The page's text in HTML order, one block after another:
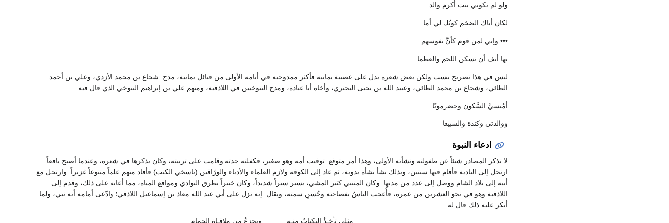
ولو لم تكوني بنت أكرم والد
لكان أباك الضخم كونُك لي أما
••• وإني لمن قوم كأنَّ نفوسهم
بها أنف أن تسكن اللحم والعظما
ليس في هذا تصريح بنسب ولكن بعض شعره يدل على عصبية يمانية فأكثر ممدوحيه في أيامه الأولى من قبائل يمانية، مدح: شجاع بن محمد الأزدي، وعلي بن أحمد
الطائي، وشجاع بن محمد الطائي، وعبيد الله بن يحيى البحتري، وأخاه أبا عبادة، ومدح التنوخيين في اللاذقية، ومنهم علي بن إبراهيم التنوخي الذي قال فيه:
أمُنسيَّ السَّكون وحضرموتًا
ووالدتي وكندة والسبيعا
ادعاء النبوة
لا تذكر المصادر شيئاً عن طفولته ونشأته الأولى، وهذا أمر متوقع. توفيت أمه وهو صغير، فكفلته جدته وقامت على تربيته، وكان يذكرها في شعره، وعندما أصبح يافعاً
ارتحل إلى البادية فأقام فيها سنتين، وبذلك نشأ نشأة بدوية، ثم عاد إلى الكوفة ولازم العلماء والأدباء والورّاقين (ناسخي الكتب) فأفاد منهم علماً متنوعاً غزيراً. وارتحل مع
أبيه إلى بلاد الشام ووصل إلى عدد من مدنها. وكان المتنبي كثير المشي، يسير سيراً شديداً، وكان خبيراً بطرق البوادي ومواقع المياه، مما أعانه على ذلك، وقدم إلى
اللاذقية وهو في نحو العشرين من عمره، فأُعجب الناسُ بفصاحته وحُسنِ سمته، ويقال: إنه نزل على أبي عبد الله معاذ بن إسماعيل اللاذقي؛ وادّعى أمامه أنه نبي، ولما
أنكر عليه ذلك قال له:
مثلي تأخـذُ النكباتُ منـه
ويجزعُ من ملاقـاةِ الحِمامِ